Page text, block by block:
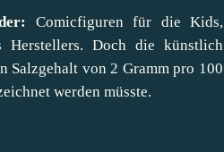
Comicfiguren für die Kids,
Herstellers. Doch die künstlich
Salzgehalt von 2 Gramm pro 100
werden müsste.